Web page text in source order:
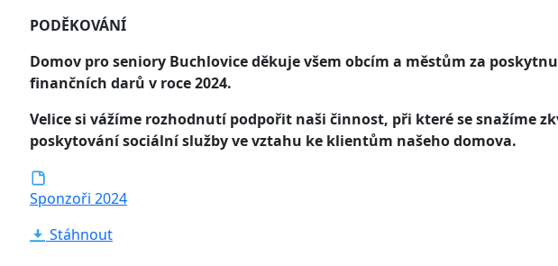
PODĚKOVÁNÍ
Domov pro seniory Buchlovice děkuje všem obcím a městům za
finančních darů v roce 2024.
Velice si vážíme rozhodnutí podpořit naši činnost, při které se snažíme
poskytování sociální služby ve vztahu ke klientům našeho domova.
Sponzoři 2024
Stáhnout